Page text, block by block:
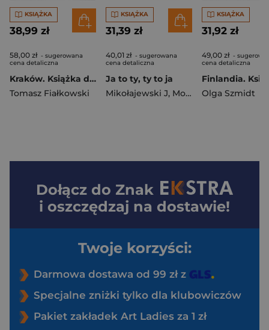
KSIĄŻKA
38,99 zł
58,00 zł - sugerowana
cena detaliczna
Kraków. Książka do pisania wer. hebrajska
Tomasz Fiałkowski
KSIĄŻKA
31,39 zł
40,01 zł - sugerowana
cena detaliczna
Ja to ty, ty to ja
Mikołajewski J, Morawiec A
KSIĄŻKA
31,92 zł
49,00 zł -
cena detaliczna
Olga Szmidt
Dołącz do Znak
i oszczędzaj na dostawie!
Twoje korzyści:
Darmowa dostawa od 99 zł z
Specjalne zniżki tylko dla klubowiczów
Pakiet zakładek Art Ladies za 1 zł